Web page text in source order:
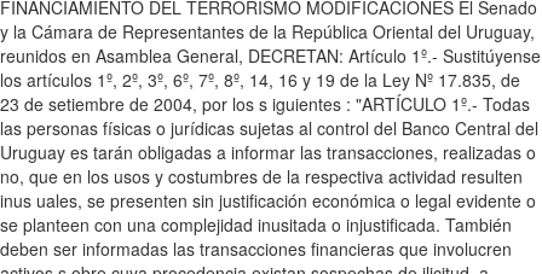
FINANCIAMIENTO DEL TERRORISMO MODIFICACIONES El Senado
y la Cámara de Representantes de la República Oriental del Uruguay,
reunidos en Asamblea General, DECRETAN: Artículo 1º.- Sustitúyense
los artículos 1º, 2º, 3º, 6º, 7º, 8º, 14, 16 y 19 de la Ley Nº 17.835, de
23 de setiembre de 2004, por los s iguientes : "ARTÍCULO 1º.- Todas
las personas físicas o jurídicas sujetas al control del Banco Central del
Uruguay es tarán obligadas a informar las transacciones, realizadas o
no, que en los usos y costumbres de la respectiva actividad resulten
inus uales, se presenten sin justificación económica o legal evidente o
se planteen con una complejidad inusitada o injustificada. También
deben ser informadas las transacciones financieras que involucren